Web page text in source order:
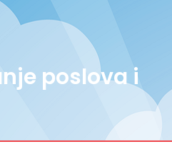
poslova i